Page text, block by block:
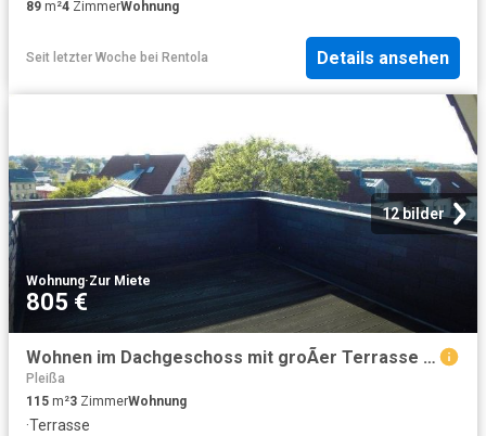
89 m²4 ZimmerWohnung
Seit letzter Woche bei Rentola Details ansehen
12 bilder
Wohnung·Zur Miete
805 €
Wohnen im Dachgeschoss mit groÃer Terrasse und fantastischem Weitblick
Pleißa
115 m²3 ZimmerWohnung
·Terrasse